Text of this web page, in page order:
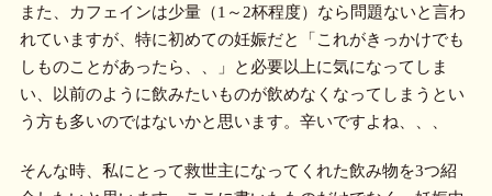
また、カフェインは少量（1～2杯程度）なら問題ないと言わ
れていますが、特に初めての妊娠だと「これがきっかけでも
しものことがあったら、、」と必要以上に気になってしま
い、以前のように飲みたいものが飲めなくなってしまうとい
う方も多いのではないかと思います。辛いですよね、、、
そんな時、私にとって救世主になってくれた飲み物を3つ紹